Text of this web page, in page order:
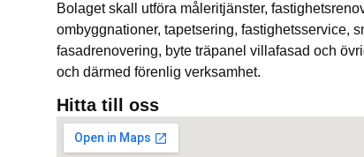
Bolaget skall utföra måleritjänster,
ombyggnationer, tapetsering, fastighetsservice,
fasadrenovering, byte träpanel villafasad och
och därmed förenlig verksamhet.
Hitta till oss